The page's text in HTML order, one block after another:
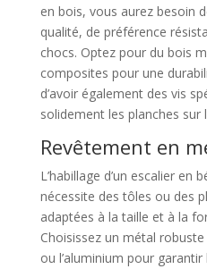
en bois, vous aurez besoin
qualité, de préférence
chocs. Optez pour du bois
composites pour une
d’avoir également des vis
solidement les planches sur
Revêtement en
L’habillage d’un escalier en
nécessite des tôles ou des
adaptées à la taille et à la
Choisissez un métal
ou l’aluminium pour